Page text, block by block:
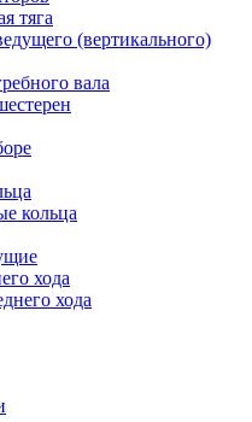
тяга
(вертикального)
вала
кольца
хода
хода